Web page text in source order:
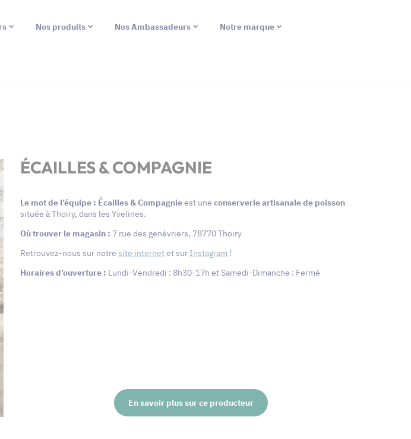
Nos produits Nos Ambassadeurs Notre marque
ÉCAILLES & COMPAGNIE
Le mot de l’équipe : Écailles & Compagnieest une conserverie artisanale de poisson
située à Thoiry, dans les Yvelines.
Où trouver le magasin : 7 rue des genévriers, 78770 Thoiry
Retrouvez-nous sur notre site internetet sur Instagram !
Horaires d’ouverture : Lundi-Vendredi : 8h30-17h et Samedi-Dimanche : Fermé
En savoir plus sur ce producteur